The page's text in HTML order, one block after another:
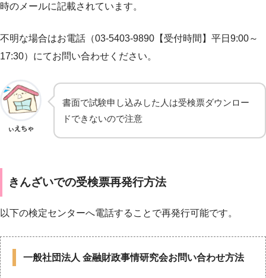
時のメールに記載されています。
不明な場合はお電話（03-5403-9890【受付時間】平日9:00～
17:30）にてお問い合わせください。
ぃえちゃ
書面で試験申し込みした人は受検票ダウンロー
ドできないので注意
きんざいでの受検票再発行方法
以下の検定センターへ電話することで再発行可能です。
一般社団法人 金融財政事情研究会お問い合わせ方法